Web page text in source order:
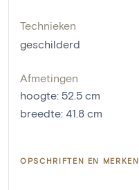
Technieken
geschilderd
Afmetingen
hoogte: 52.5 cm
breedte: 41.8 cm
OPSCHRIFTEN EN MERKEN